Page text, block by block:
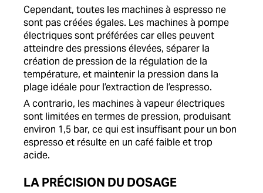
Cependant, toutes les machines à espresso ne
sont pas créées égales. Les machines à pompe
électriques sont préférées car elles peuvent
atteindre des pressions élevées, séparer la
création de pression de la régulation de la
température, et maintenir la pression dans la
plage idéale pour l’extraction de l’espresso.
A contrario, les machines à vapeur électriques
sont limitées en termes de pression, produisant
environ 1,5 bar, ce qui est insuffisant pour un bon
espresso et résulte en un café faible et trop
acide.
LA PRÉCISION DU DOSAGE